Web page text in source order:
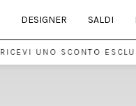
DESIGNER SALDI
RICEVI UNO SCONTO